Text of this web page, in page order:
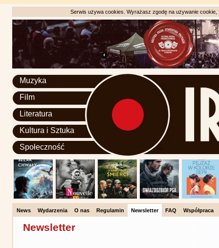
Serwis używa cookies. Wyrażasz zgodę na używanie
Muzyka
Film
Literatura
Kultura i Sztuka
Społeczność
News Wydarzenia O nas Regulamin Newsletter FAQ Współpraca
Newsletter